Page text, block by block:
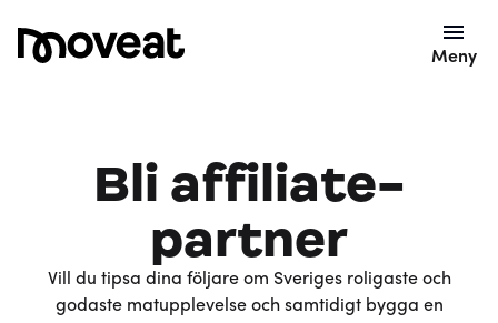
Meny
Bli affiliate-
partner
Vill du tipsa dina följare om Sveriges roligaste och
godaste matupplevelse och samtidigt bygga en